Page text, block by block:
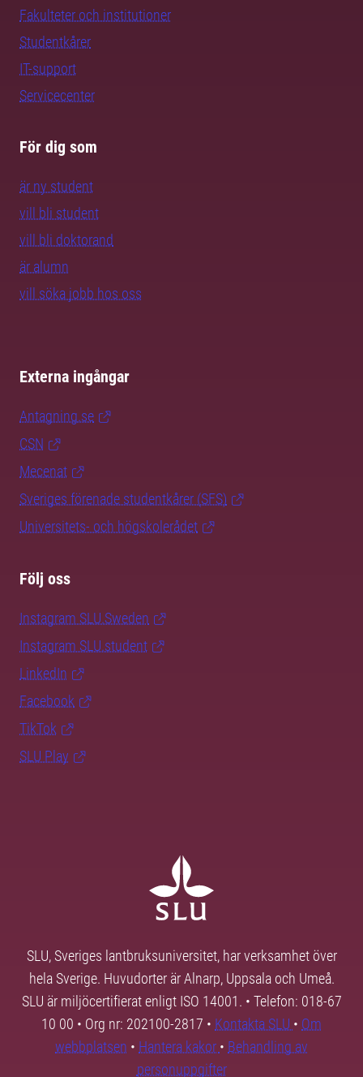
Fakulteter och institutioner
Studentkårer
IT-support
Servicecenter
För dig som
är ny student
vill bli student
vill bli doktorand
är alumn
vill söka jobb hos oss
Externa ingångar
Antagning.se
CSN
Mecenat
Sveriges förenade studentkårer (SFS)
Universitets- och högskolerådet
Följ oss
Instagram SLU.Sweden
Instagram SLU.student
LinkedIn
Facebook
TikTok
SLU Play
SLU, Sveriges lantbruksuniversitet, har verksamhet över
hela Sverige. Huvudorter är Alnarp, Uppsala och Umeå.
SLU är miljöcertifierat enligt ISO 14001. • Telefon: 018-67
10 00 • Org nr: 202100-2817 • Kontakta SLU • Om
webbplatsen • Hantera kakor • Behandling av
personuppgifter